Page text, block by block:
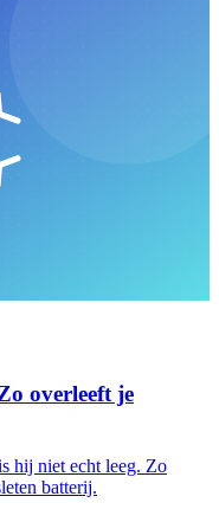
overleeft je
hij niet echt leeg. Zo
batterij.